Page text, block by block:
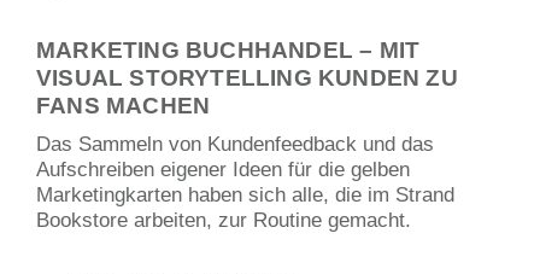
MARKETING BUCHHANDEL – MIT
VISUAL STORYTELLING KUNDEN ZU
FANS MACHEN
Das Sammeln von Kundenfeedback und das
Aufschreiben eigener Ideen für die gelben
Marketingkarten haben sich alle, die im Strand
Bookstore arbeiten, zur Routine gemacht.